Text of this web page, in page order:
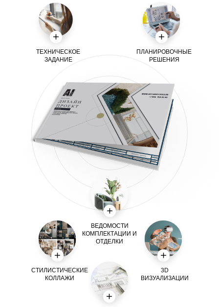
ПЛАНИРОВОЧНЫЕ
РЕШЕНИЯ
ТЕХНИЧЕСКОЕ
ЗАДАНИЕ
СТИЛИСТИЧЕСКИЕ
КОЛЛАЖИ
ВЕДОМОСТИ
КОМПЛЕКТАЦИИ И
ОТДЕЛКИ
3D
ВИЗУАЛИЗАЦИИ